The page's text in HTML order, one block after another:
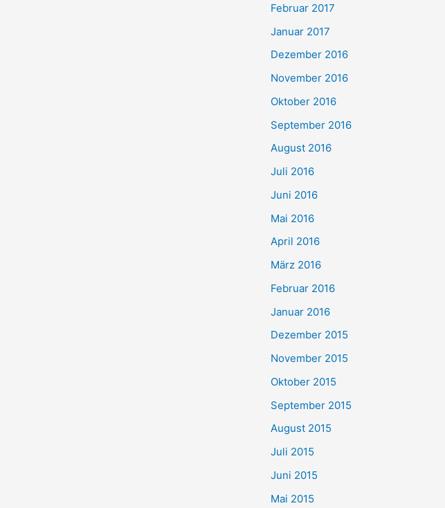
Februar 2017
Januar 2017
Dezember 2016
November 2016
Oktober 2016
September 2016
August 2016
Juli 2016
Juni 2016
Mai 2016
April 2016
März 2016
Februar 2016
Januar 2016
Dezember 2015
November 2015
Oktober 2015
September 2015
August 2015
Juli 2015
Juni 2015
Mai 2015